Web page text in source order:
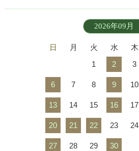
2026年09月
日 月 火 水 木
1
2 3
6 7 8 9 10
13 14 15 16 17
20 21 22 23 24
27 28 29 30